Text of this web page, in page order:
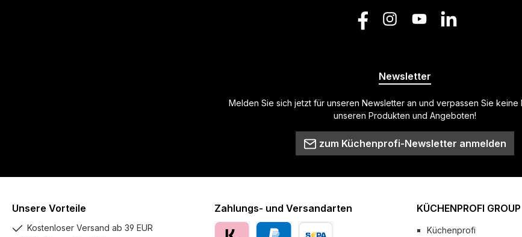
FacebookInstagramYouTube LinkedIn
Newsletter
Melden Sie sich jetzt für unseren Newsletter an und verpassen Sie keine
unseren Produkten und Angeboten!
zum Küchenprofi-Newsletter anmelden
Unsere Vorteile
Kostenloser Versand ab 39 EUR
Zahlungs- und Versandarten KÜCHENPROFI GROUP
Küchenprofi